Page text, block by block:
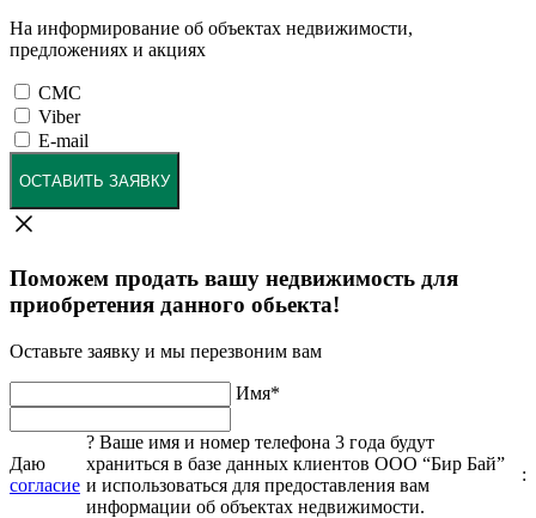
На информирование об объектах недвижимости,
предложениях и акциях
СМС
Viber
E-mail
ОСТАВИТЬ ЗАЯВКУ
Поможем продать вашу недвижимость для
приобретения данного обьекта!
Оставьте заявку и мы перезвоним вам
Имя*
Даю
согласие
? Ваше имя и номер телефона 3 года будут
храниться в базе данных клиентов ООО “Бир Бай”
и использоваться для предоставления вам
информации об объектах недвижимости.
: